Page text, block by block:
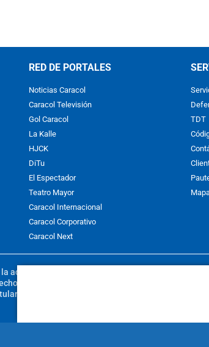
RED DE PORTALES
Noticias Caracol
Caracol Televisión
Gol Caracol
La Kalle
HJCK
DiTu
El Espectador
Teatro Mayor
Caracol Internacional
Caracol Corporativo
Caracol Next
TDT
aceptación de los
Reservados D.R.A. Prohibida su reproducción
Reproduction in whole or in part, or translation